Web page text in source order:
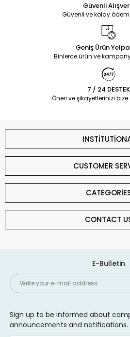
Güvenli
Güvenli ve kolay
Geniş Ürün
Binlerce ürün ve
7 / 24 DESTEK
Öneri ve şikayetlerinizi
CUSTOMER
CONTACT
E-Bulletin
Sign up to be informed about
announcements and notifications.